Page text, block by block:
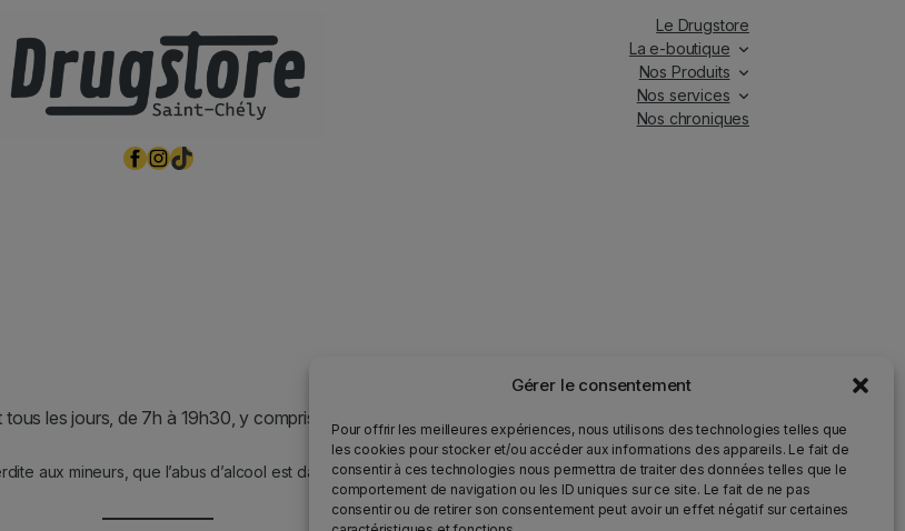
Gérer le consentement
Pour offrir les meilleures expériences, nous utilisons des technologies telles que
les cookies pour stocker et/ou accéder aux informations des appareils. Le fait de
consentir à ces technologies nous permettra de traiter des données telles que le
comportement de navigation ou les ID uniques sur ce site. Le fait de ne pas
consentir ou de retirer son consentement peut avoir un effet négatif sur certaines
FacebookInstagramTikTok
Le Drugstore
La e-boutique
Nos Produits
Nos services
Nos chroniques
les jours, de 7h à 19h30, y compris les jours fériés.
aux mineurs, que l’abus d’alcool est dangereux pour la santé et qu’il doit être consommé avec modération.